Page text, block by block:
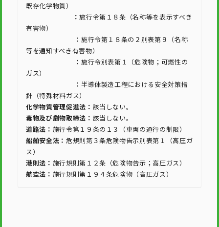
既存化学物質）
：施行令第１８条（名称等を表示すべき
有害物）
： 施行令第１８条の２別表第９（名称
等を通知すべき有害物）
： 施行令別表第１（危険物；可燃性の
ガス）
： 半導体製造工程における安全対策指
針（特殊材料ガス）
化学物質管理促進法： 該当しない。
毒物及び劇物取締法： 該当しない。
道路法： 施行令第１９条の１３（車両の通行の制限）
船舶安全法： 危規則第３条危険物告示別表第１（高圧ガ
ス）
港則法： 施行規則第１２条（危険物告示；高圧ガス）
航空法： 施行規則第１９４条危険物（高圧ガス）